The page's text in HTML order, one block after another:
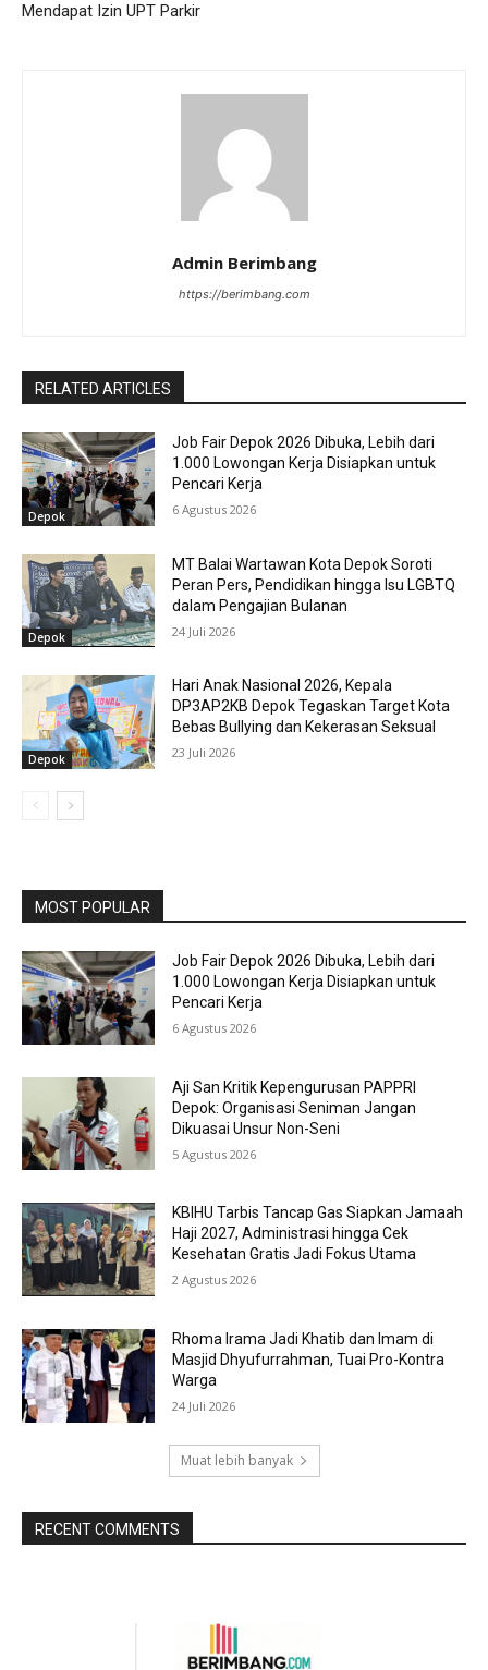
Mendapat Izin UPT Parkir
Admin Berimbang
https://berimbang.com
RELATED ARTICLES
Depok
Job Fair Depok 2026 Dibuka, Lebih dari
1.000 Lowongan Kerja Disiapkan untuk
Pencari Kerja
6 Agustus 2026
Depok
MT Balai Wartawan Kota Depok Soroti
Peran Pers, Pendidikan hingga Isu LGBTQ
dalam Pengajian Bulanan
24 Juli 2026
Depok
Hari Anak Nasional 2026, Kepala
DP3AP2KB Depok Tegaskan Target Kota
Bebas Bullying dan Kekerasan Seksual
23 Juli 2026
MOST POPULAR
Job Fair Depok 2026 Dibuka, Lebih dari
1.000 Lowongan Kerja Disiapkan untuk
Pencari Kerja
6 Agustus 2026
Aji San Kritik Kepengurusan PAPPRI
Depok: Organisasi Seniman Jangan
Dikuasai Unsur Non-Seni
5 Agustus 2026
KBIHU Tarbis Tancap Gas Siapkan Jamaah
Haji 2027, Administrasi hingga Cek
Kesehatan Gratis Jadi Fokus Utama
2 Agustus 2026
Rhoma Irama Jadi Khatib dan Imam di
Masjid Dhyufurrahman, Tuai Pro-Kontra
Warga
24 Juli 2026
Muat lebih banyak
RECENT COMMENTS